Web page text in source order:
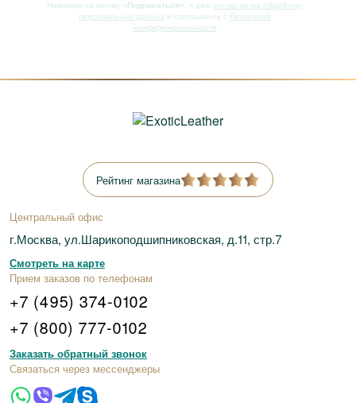
Нажимая на кнопку «Подписаться» , я даю согласие на обработку
персональных данных и соглашаюсь с Политикой
конфиденциальности
Рейтинг магазина
Центральный офис
г.Москва, ул.Шарикоподшипниковская, д.11, стр.7
Смотреть на карте
Прием заказов по телефонам
+7 (495) 374-0102
+7 (800) 777-0102
Заказать обратный звонок
Связаться через мессенджеры